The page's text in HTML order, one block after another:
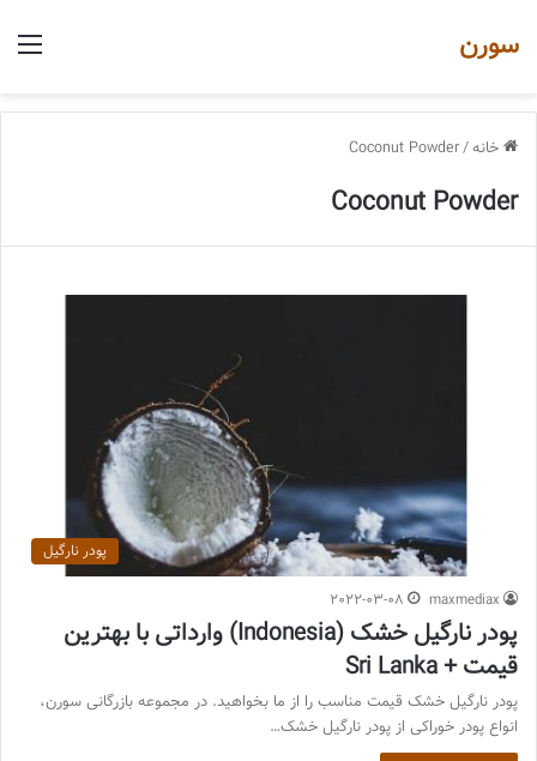
سورن
خانه/
Coconut Powder
Coconut Powder
پودر نارگیل
maxmediax
2022-03-08
پودر نارگیل خشک (Indonesia) وارداتی با بهترین
قیمت + Sri Lanka
پودر نارگیل خشک قیمت مناسب را از ما بخواهید. در مجموعه بازرگانی سورن،
انواع پودر خوراکی از پودر نارگیل خشک…